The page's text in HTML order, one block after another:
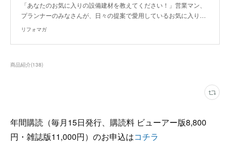
「あなたのお気に入りの設備建材を教えてください！」営業マン、
プランナーのみなさんが、日々の提案で愛用しているお気に入り…
リフォマガ
商品紹介(138)
年間購読（毎月15日発行、購読料 ビューアー版8,800
円・雑誌版11,000円）のお申込はコチラ